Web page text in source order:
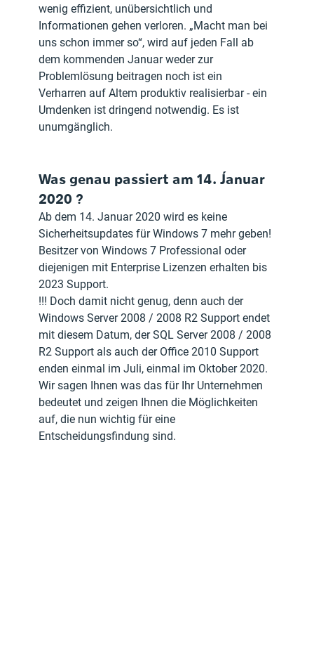
wenig effizient, unübersichtlich und
Informationen gehen verloren. „Macht man bei
uns schon immer so“, wird auf jeden Fall ab
dem kommenden Januar weder zur
Problemlösung beitragen noch ist ein
Verharren auf Altem produktiv realisierbar - ein
Umdenken ist dringend notwendig. Es ist
unumgänglich.
Was genau passiert am 14. Januar
2020 ?
Ab dem 14. Januar 2020 wird es keine
Sicherheitsupdates für Windows 7 mehr geben!
Besitzer von Windows 7 Professional oder
diejenigen mit Enterprise Lizenzen erhalten bis
2023 Support.
!!! Doch damit nicht genug, denn auch der
Windows Server 2008 / 2008 R2 Support endet
mit diesem Datum, der SQL Server 2008 / 2008
R2 Support als auch der Office 2010 Support
enden einmal im Juli, einmal im Oktober 2020.
Wir sagen Ihnen was das für Ihr Unternehmen
bedeutet und zeigen Ihnen die Möglichkeiten
auf, die nun wichtig für eine
Entscheidungsfindung sind.